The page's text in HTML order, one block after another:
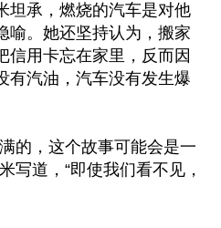
坦承，燃烧的汽车是对他
喻。她还坚持认为，搬家
信用卡忘在家里，反而因
有汽油，汽车没有发生爆
的，这个故事可能会是一
写道，“即使我们看不见，